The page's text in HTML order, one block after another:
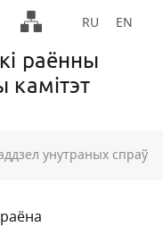
RU EN
раённы
камітэт
унутраных спраў